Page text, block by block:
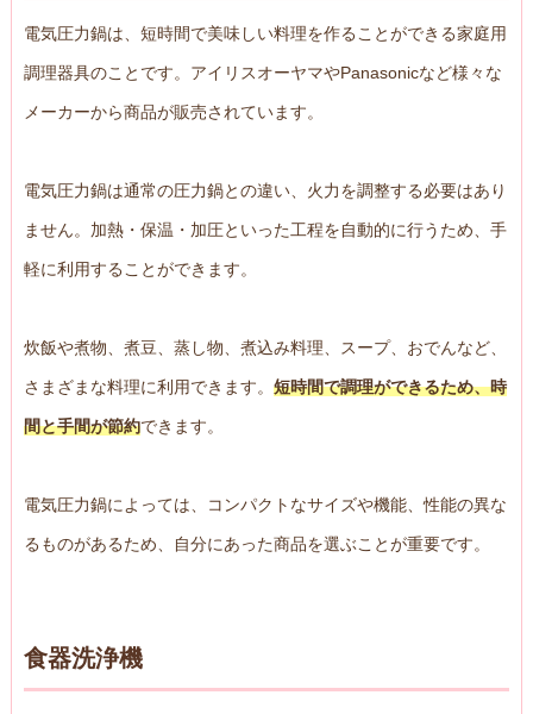
電気圧力鍋は、短時間で美味しい料理を作ることができる家庭用
調理器具のことです。アイリスオーヤマやPanasonicなど様々な
メーカーから商品が販売されています。
電気圧力鍋は通常の圧力鍋との違い、火力を調整する必要はあり
ません。加熱・保温・加圧といった工程を自動的に行うため、手
軽に利用することができます。
炊飯や煮物、煮豆、蒸し物、煮込み料理、スープ、おでんなど、
さまざまな料理に利用できます。 短時間で調理ができるため、時
間と手間が節約できます。
電気圧力鍋によっては、コンパクトなサイズや機能、性能の異な
るものがあるため、自分にあった商品を選ぶことが重要です。
食器洗浄機